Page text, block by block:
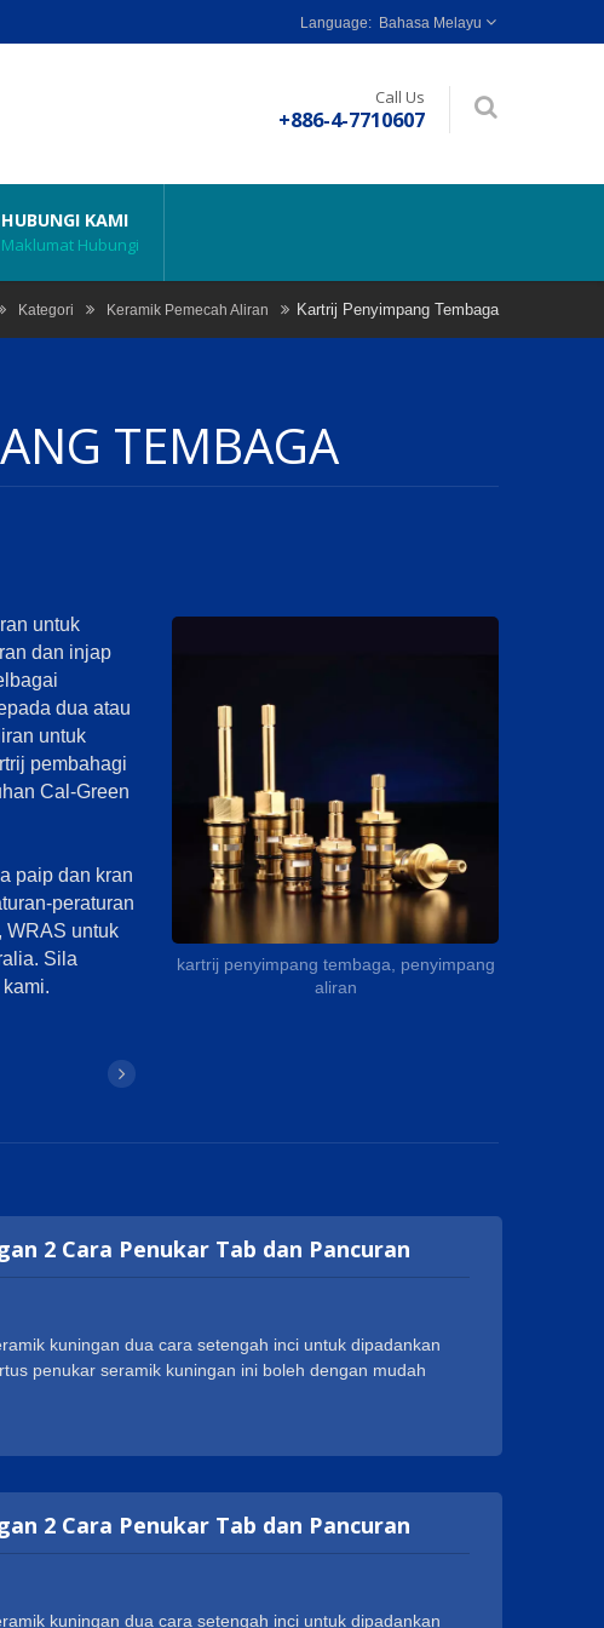
Bahasa Melayu
Call Us
+886-4-7710607
HUBUNGI KAMI
Maklumat Hubungi
Kategori Keramik Pemecah Aliran Kartrij Penyimpang Tembaga
TEMBAGA
kartrij penyimpang tembaga, penyimpang
aliran
untuk
dan injap
dua atau
untuk
pembahagi
Cal-Green
paip dan kran
peraturan
WRAS untuk
Sila
2 Cara Penukar Tab dan Pancuran
kuningan dua cara setengah inci untuk dipadankan
penukar seramik kuningan ini boleh dengan mudah
jenama paip terkenal di dunia dan mendapat
menginginkan lebih daripada sekadar pembekal, kami
dengan sebarang permintaan.
2 Cara Penukar Tab dan Pancuran
kuningan dua cara setengah inci untuk dipadankan